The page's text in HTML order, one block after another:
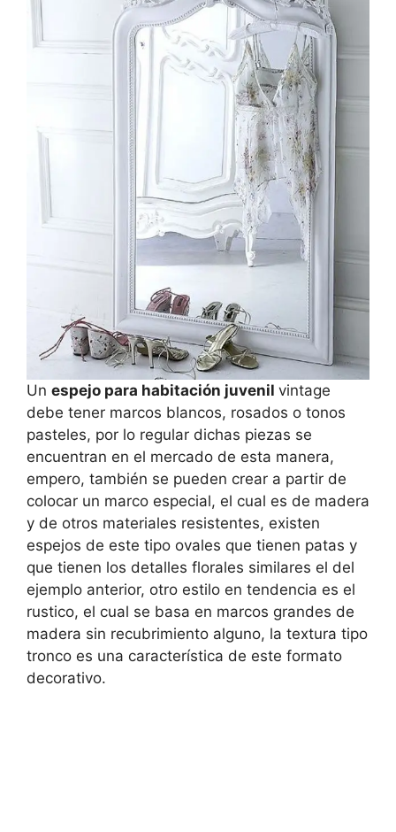
Un espejo para habitación juvenil vintage
debe tener marcos blancos, rosados o tonos
pasteles, por lo regular dichas piezas se
encuentran en el mercado de esta manera,
empero, también se pueden crear a partir de
colocar un marco especial, el cual es de madera
y de otros materiales resistentes, existen
espejos de este tipo ovales que tienen patas y
que tienen los detalles florales similares el del
ejemplo anterior, otro estilo en tendencia es el
rustico, el cual se basa en marcos grandes de
madera sin recubrimiento alguno, la textura tipo
tronco es una característica de este formato
decorativo.